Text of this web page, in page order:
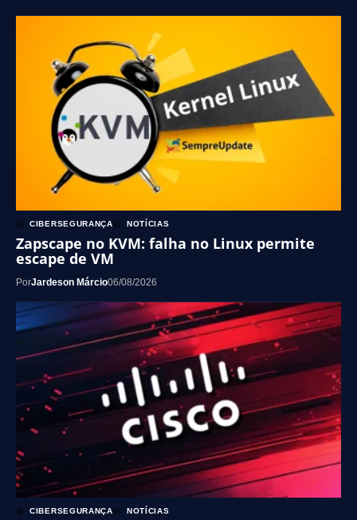
CIBERSEGURANÇA NOTÍCIAS
Zapscape no KVM: falha no Linux permite
escape de VM
PorJardeson Márcio06/08/2026
CIBERSEGURANÇA NOTÍCIAS